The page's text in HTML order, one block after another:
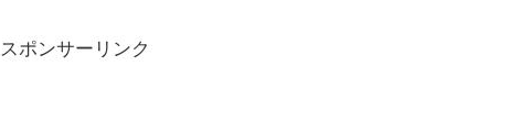
スポンサーリンク